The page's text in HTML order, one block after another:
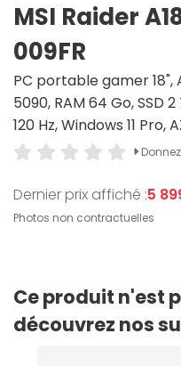
MSI Raider
009FR
PC portable gamer 18",
5090, RAM 64 Go, SSD
120 Hz, Windows 11 Pro,
Dernier prix affiché :5
Photos non contractuelles
Ce produit n'est
découvrez nos